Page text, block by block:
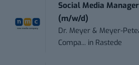
Social Media
(m/w/d)
Dr. Meyer & Meyer-
Compa... in Rastede